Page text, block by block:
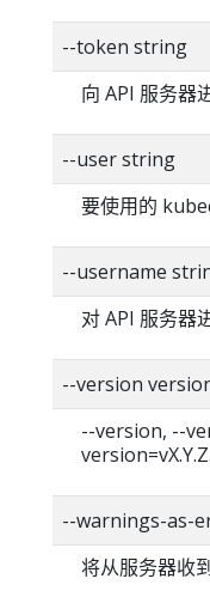
--token string
向 API 服务器
--user string
要使用的
--username
对 API 服务器
--version
--version, --
--warnings-as-
将从服务器收